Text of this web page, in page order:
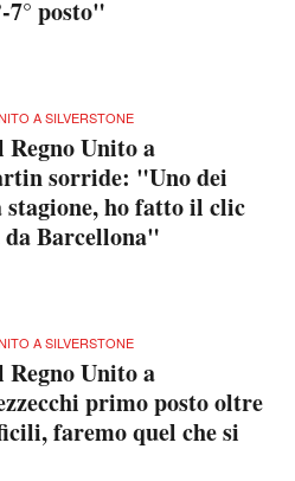
7° posto"
A SILVERSTONE
Regno Unito a
sorride: "Uno dei
ho fatto il clic
da Barcellona"
A SILVERSTONE
Regno Unito a
primo posto oltre
faremo quel che si